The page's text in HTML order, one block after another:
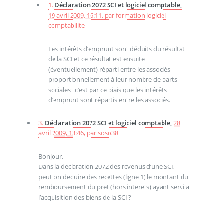
1. Déclaration 2072 SCI et logiciel comptable,
19 avril 2009, 16:11, parformation logiciel
comptabilite
Les intérêts d’emprunt sont déduits du résultat
de la SCI et ce résultat est ensuite
(éventuellement) réparti entre les associés
proportionnellement à leur nombre de parts
sociales : c’est par ce biais que les intérêts
d’emprunt sont répartis entre les associés.
3. Déclaration 2072 SCI et logiciel comptable,28
avril 2009, 13:46, parsoso38
Bonjour,
Dans la declaration 2072 des revenus d’une SCI,
peut on deduire des recettes (ligne 1) le montant du
remboursement du pret (hors interets) ayant servi a
l’acquisition des biens de la SCI ?